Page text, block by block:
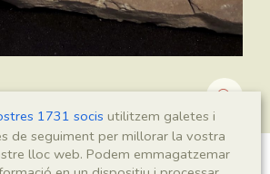
1731 socis utilitzem galetes i
de seguiment per millorar la vostra
lloc web. Podem emmagatzemar